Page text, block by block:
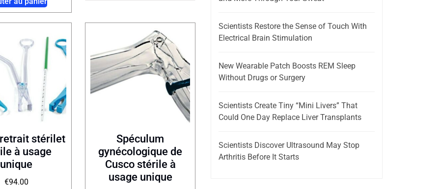
stérilet
à usage
unique
€94.00
Spéculum
gynécologique de
Cusco stérile à
usage unique
Scientists Restore the Sense of Touch With
Electrical Brain Stimulation
New Wearable Patch Boosts REM Sleep
Without Drugs or Surgery
Scientists Create Tiny “Mini Livers” That
Could One Day Replace Liver Transplants
Scientists Discover Ultrasound May Stop
Arthritis Before It Starts